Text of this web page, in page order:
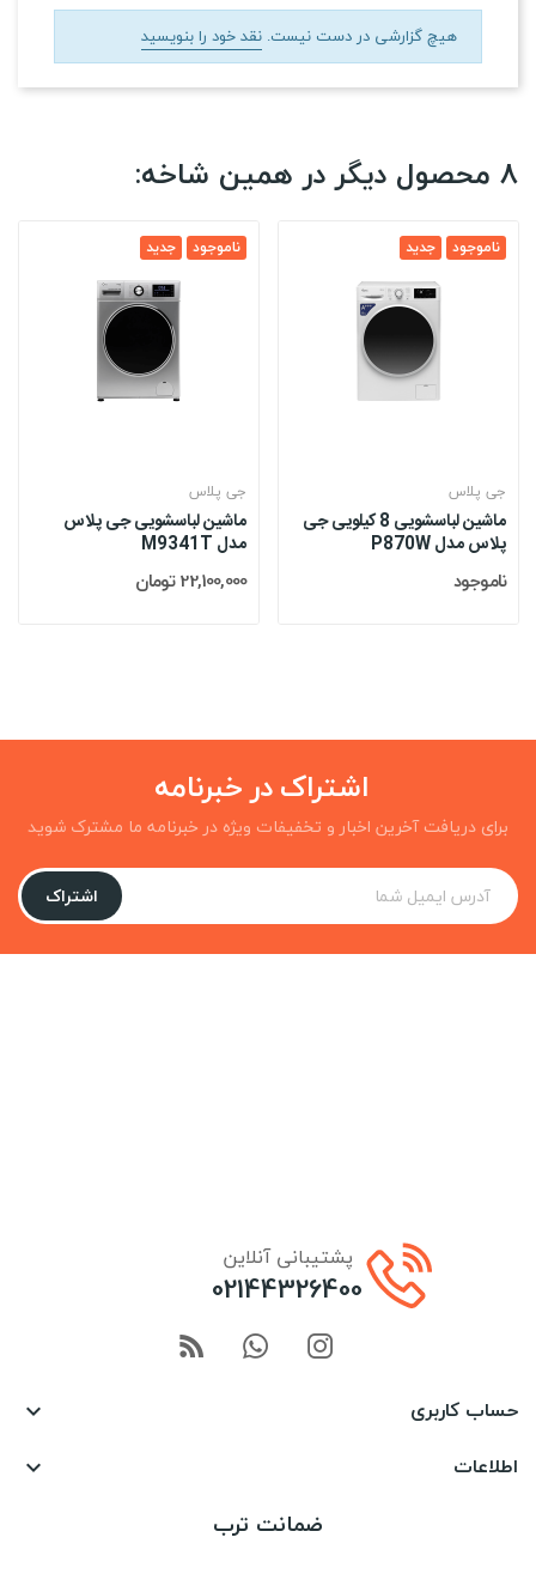
هیچ گزارشی در دست نیست. نقد خود را بنویسید
8 محصول دیگر در همین شاخه:
جدید ناموجود
جی پلاس
ماشین لباسشویی جی پلاس
مدل M9341T
22,100,000 تومان
جدید ناموجود
جی پلاس
ماشین لباسشویی 8 کیلویی جی
پلاس مدل P870W
ناموجود
اشتراک در خبرنامه
برای دریافت آخرین اخبار و تخفیفات ویژه در خبرنامه ما مشترک شوید
اشتراک
پشتیبانی آنلاین
02144326400
حساب کاربری 
اطلاعات 
ضمانت ترب